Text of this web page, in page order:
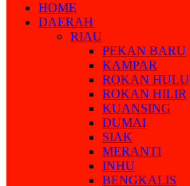
HOME
DAERAH
RIAU
PEKAN BARU
KAMPAR
ROKAN HULU
ROKAN HILIR
KUANSING
DUMAI
SIAK
MERANTI
INHU
BENGKALIS